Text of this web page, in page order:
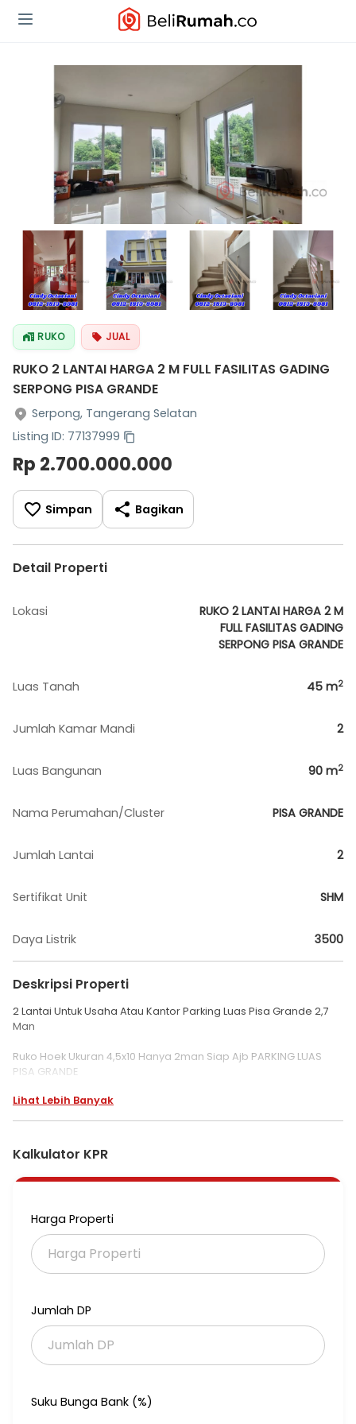
RUKO JUAL
RUKO 2 LANTAI HARGA 2 M FULL FASILITAS GADING
SERPONG PISA GRANDE
Serpong, Tangerang Selatan
Listing ID: 77137999
Rp 2.700.000.000
Simpan Bagikan
Detail Properti
Lokasi
RUKO 2 LANTAI HARGA 2 M
FULL FASILITAS GADING
SERPONG PISA GRANDE
Luas Tanah 45 m2
Jumlah Kamar Mandi 2
Luas Bangunan 90 m2
Nama Perumahan/Cluster PISA GRANDE
Jumlah Lantai 2
Sertifikat Unit SHM
Daya Listrik 3500
Deskripsi Properti
2 Lantai Untuk Usaha Atau Kantor Parking Luas Pisa Grande 2,7
Man
Ruko Hoek Ukuran 4,5x10 Hanya 2man Siap Ajb PARKING LUAS
PISA GRANDE
RUKO PISA GRANDE
Lb nya 90m
Jual 2,7M
2 lantai
Hubungi:
Cindy Octaviani
Lihat Lebih Banyak
Kalkulator KPR
Harga Properti
Jumlah DP
Suku Bunga Bank (%)